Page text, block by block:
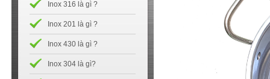
Inox 316 là gì ?
Inox 201 là gì ?
Inox 430 là gì ?
Inox 304 là gì?